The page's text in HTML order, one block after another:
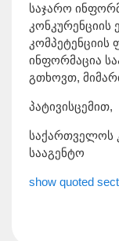
საჯარო
კონკურენციის
ინფორმაცია
გთხოვთ,
პატივისცემით,
საქართველოს
სააგენტო
show quoted